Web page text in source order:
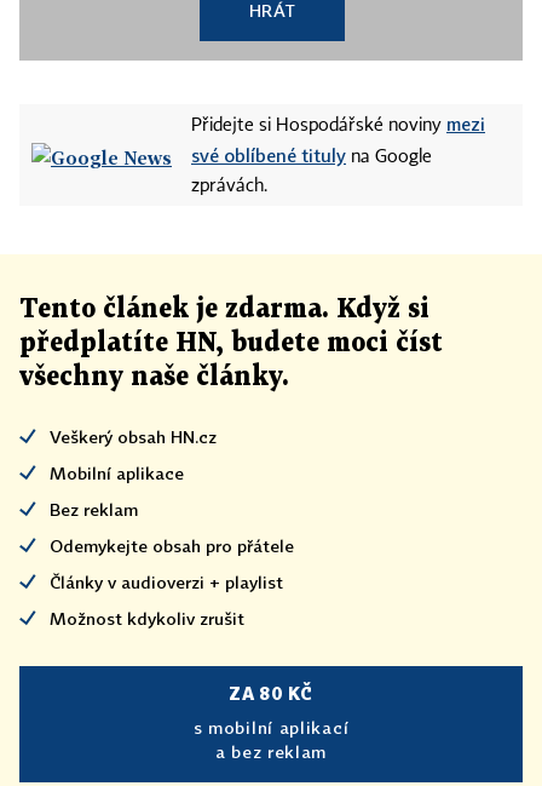
HRÁT
Přidejte si Hospodářské noviny mezi
své oblíbené tituly na Google
zprávách.
Tento článek je zdarma. Když si
předplatíte HN, budete moci číst
všechny naše články.
Veškerý obsah HN.cz
Mobilní aplikace
Bez reklam
Odemykejte obsah pro přátele
Články v audioverzi + playlist
Možnost kdykoliv zrušit
ZA 80 KČ
s mobilní aplikací
a bez reklam